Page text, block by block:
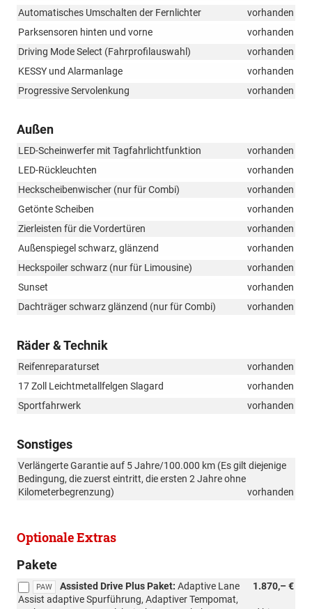
Automatisches Umschalten der Fernlichter
vorhanden
Parksensoren hinten und vorne
vorhanden
Driving Mode Select (Fahrprofilauswahl)
vorhanden
KESSY und Alarmanlage
vorhanden
Progressive Servolenkung
vorhanden
Außen
LED-Scheinwerfer mit Tagfahrlichtfunktion
vorhanden
LED-Rückleuchten
vorhanden
Heckscheibenwischer (nur für Combi)
vorhanden
Getönte Scheiben
vorhanden
Zierleisten für die Vordertüren
vorhanden
Außenspiegel schwarz, glänzend
vorhanden
Heckspoiler schwarz (nur für Limousine)
vorhanden
Sunset
vorhanden
Dachträger schwarz glänzend (nur für Combi)
vorhanden
Räder & Technik
Reifenreparaturset
vorhanden
17 Zoll Leichtmetallfelgen Slagard
vorhanden
Sportfahrwerk
vorhanden
Sonstiges
Verlängerte Garantie auf 5 Jahre/100.000 km (Es gilt diejenige
Bedingung, die zuerst eintritt, die ersten 2 Jahre ohne
Kilometerbegrenzung)
vorhanden
Optionale Extras
Pakete
PAW 1.870,– €
Assisted Drive Plus Paket: Adaptive Lane
Assist adaptive Spurführung, Adaptiver Tempomat,